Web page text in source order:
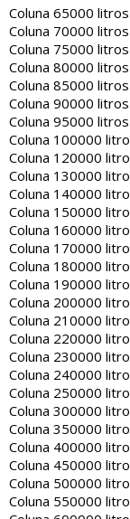
Coluna 65000 litros
Coluna 70000 litros
Coluna 75000 litros
Coluna 80000 litros
Coluna 85000 litros
Coluna 90000 litros
Coluna 95000 litros
Coluna 100000
Coluna 120000
Coluna 130000
Coluna 140000
Coluna 150000
Coluna 160000
Coluna 170000
Coluna 180000
Coluna 190000
Coluna 200000
Coluna 210000
Coluna 220000
Coluna 230000
Coluna 240000
Coluna 250000
Coluna 300000
Coluna 350000
Coluna 400000
Coluna 450000
Coluna 500000
Coluna 550000